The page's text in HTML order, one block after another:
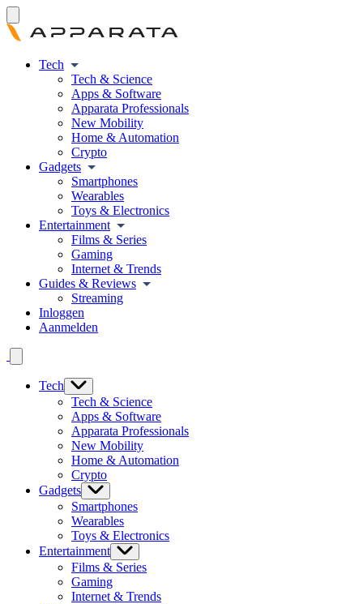
Tech
Tech & Science
Apps & Software
Apparata Professionals
New Mobility
Home & Automation
Crypto
Gadgets
Smartphones
Wearables
Toys & Electronics
Entertainment
Films & Series
Gaming
Internet & Trends
Guides & Reviews
Streaming
Inloggen
Aanmelden
Tech
Tech & Science
Apps & Software
Apparata Professionals
New Mobility
Home & Automation
Crypto
Gadgets
Smartphones
Wearables
Toys & Electronics
Entertainment
Films & Series
Gaming
Internet & Trends